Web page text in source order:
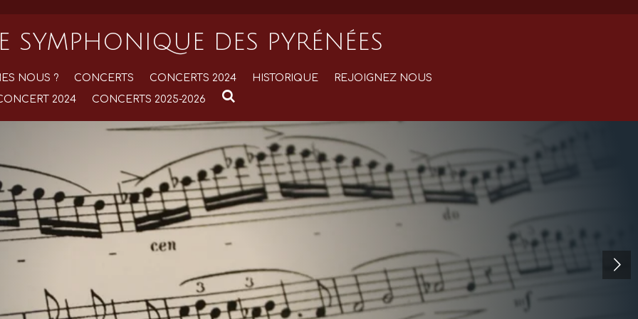
SYMPHONIQUE DES PYRÉNÉES
NOUS ? CONCERTS CONCERTS 2024 HISTORIQUE
REJOIGNEZ NOUS
2024 CONCERTS 2025-2026